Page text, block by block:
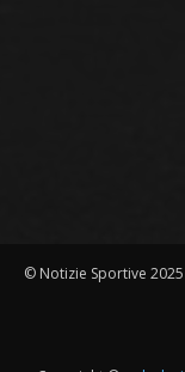
© Notizie Sportive 2025